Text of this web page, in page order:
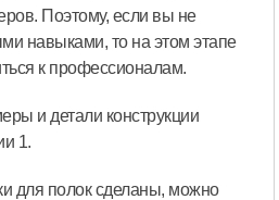
Поэтому, если вы не
навыками, то на этом этапе
к профессионалам.
и детали конструкции
1.
для полок сделаны, можно